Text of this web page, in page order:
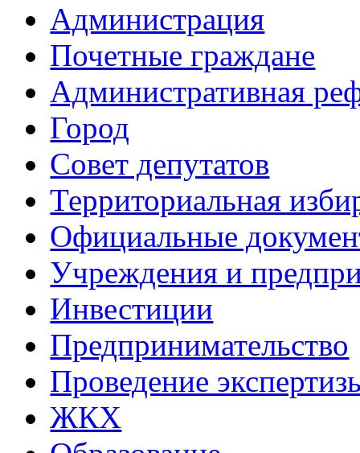
Администрация
Почетные граждане
Административная
Город
Совет депутатов
Территориальная
Официальные
Учреждения и
Инвестиции
Предпринимательство
Проведение
ЖКХ